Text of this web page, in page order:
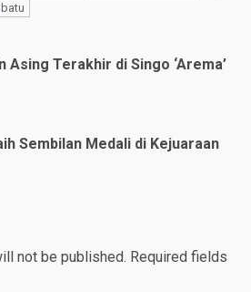
Asing Terakhir di Singo ‘Arema’
Sembilan Medali di Kejuaraan
not be published. Required fields